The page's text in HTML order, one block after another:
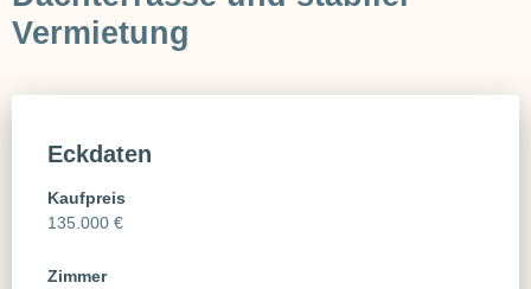
Vermietung
Eckdaten
Kaufpreis
135.000 €
Zimmer